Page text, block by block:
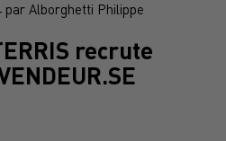
par Alborghetti Philippe
recrute